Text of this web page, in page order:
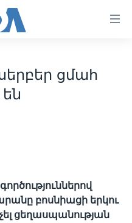
ցմահ
բոսնիացի երկու
ցեղասպանության